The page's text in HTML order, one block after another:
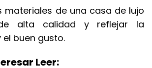
materiales de una casa de lujo
alta calidad y reflejar la
el buen gusto.
Leer: